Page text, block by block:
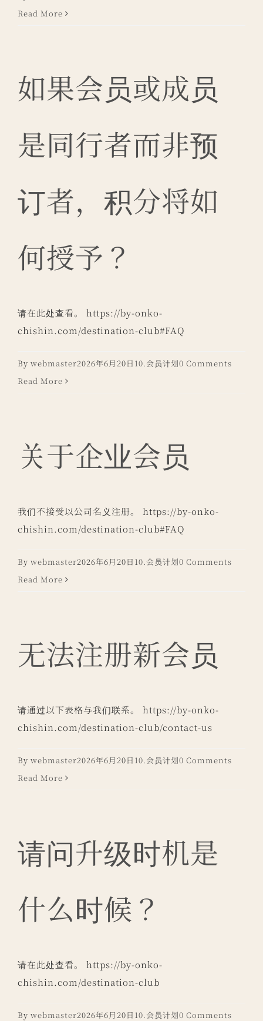
Read More
如果会员或成员
是同行者而非预
订者，积分将如
何授予？
请在此处查看。 https://by-onko-
chishin.com/destination-club#FAQ
By webmaster2026年6月20日 10.会员计划0 Comments
Read More
关于企业会员
我们不接受以公司名义注册。 https://by-onko-
chishin.com/destination-club#FAQ
By webmaster2026年6月20日 10.会员计划0 Comments
Read More
无法注册新会员
请通过以下表格与我们联系。 https://by-onko-
chishin.com/destination-club/contact-us
By webmaster2026年6月20日 10.会员计划0 Comments
Read More
请问升级时机是
什么时候？
请在此处查看。 https://by-onko-
chishin.com/destination-club
By webmaster2026年6月20日 10.会员计划0 Comments